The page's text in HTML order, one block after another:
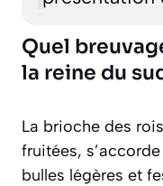
Quel
la reine du
La brioche des
fruitées,
bulles légères et